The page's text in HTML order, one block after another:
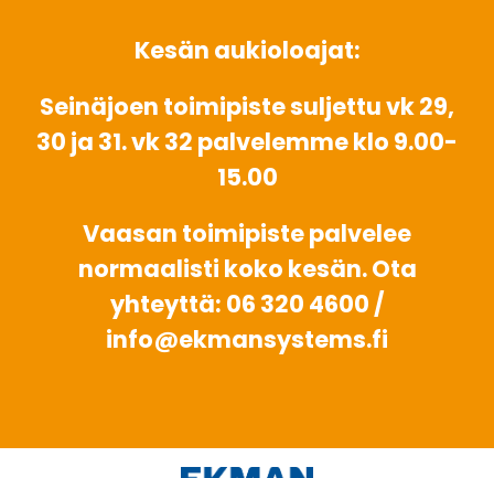
Kesän aukioloajat:
Seinäjoen toimipiste suljettu vk 29,
30 ja 31. vk 32 palvelemme klo 9.00-
15.00
Vaasan toimipiste palvelee
normaalisti koko kesän. Ota
yhteyttä: 06 320 4600 /
info@ekmansystems.fi